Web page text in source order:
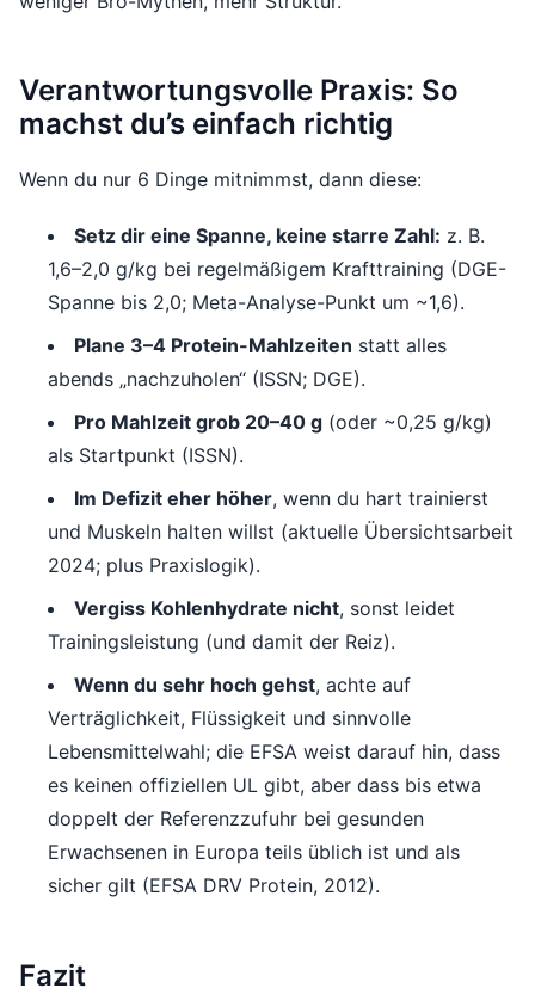
Verantwortungsvolle Praxis: So
machst du’s einfach richtig
Wenn du nur 6 Dinge mitnimmst, dann diese:
Setz dir eine Spanne, keine starre Zahl: z. B.
1,6–2,0 g/kg bei regelmäßigem Krafttraining (DGE-
Spanne bis 2,0; Meta-Analyse-Punkt um ~1,6).
Plane 3–4 Protein-Mahlzeiten statt alles
abends „nachzuholen“ (ISSN; DGE).
Pro Mahlzeit grob 20–40 g (oder ~0,25 g/kg)
als Startpunkt (ISSN).
Im Defizit eher höher, wenn du hart trainierst
und Muskeln halten willst (aktuelle Übersichtsarbeit
2024; plus Praxislogik).
Vergiss Kohlenhydrate nicht, sonst leidet
Trainingsleistung (und damit der Reiz).
Wenn du sehr hoch gehst, achte auf
Verträglichkeit, Flüssigkeit und sinnvolle
Lebensmittelwahl; die EFSA weist darauf hin, dass
es keinen offiziellen UL gibt, aber dass bis etwa
doppelt der Referenzzufuhr bei gesunden
Erwachsenen in Europa teils üblich ist und als
sicher gilt (EFSA DRV Protein, 2012).
Fazit